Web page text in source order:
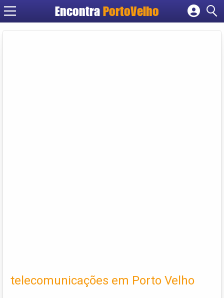
EncontraPortoVelho
Cadastrar empresa
telecomunicações em Porto Velho